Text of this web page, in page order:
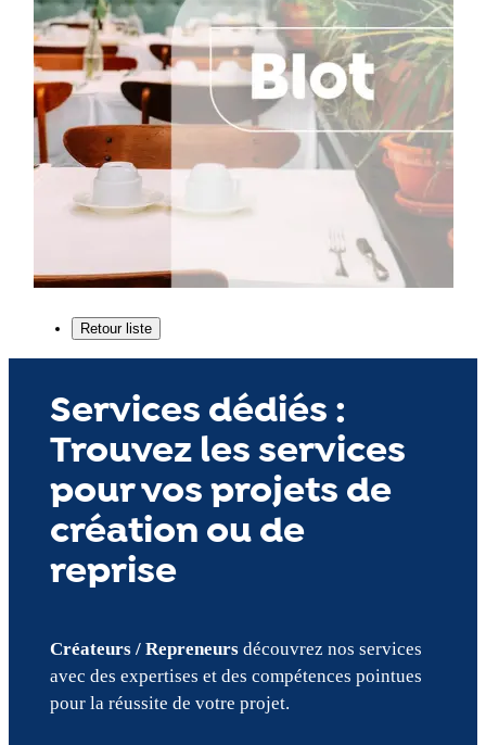
Services dédiés :
Trouvez les services
pour vos projets de
création ou de
reprise
Créateurs / Repreneursdécouvrez nos services
avec des expertises et des compétences pointues
pour la réussite de votre projet.